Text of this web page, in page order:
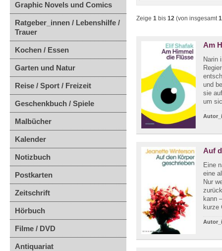
Graphic Novels und Comics
Ratgeber_innen / Lebenshilfe /
Trauer
Kochen / Essen
Garten und Natur
Reise / Sport / Freizeit
Geschenkbuch / Spiele
Malbücher
Kalender
Notizbuch
Postkarten
Zeitschrift
Hörbuch
Filme / DVD
Antiquariat
Zeige 1 bis 12 (von insgesamt
Am
Narin
und
sie
um
Auf
Eine
eine
Nur
kann
kurze